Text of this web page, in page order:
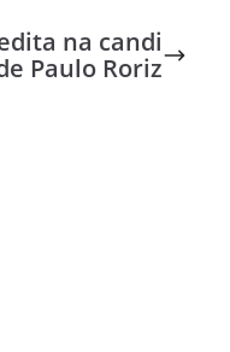
na candi
Paulo Roriz